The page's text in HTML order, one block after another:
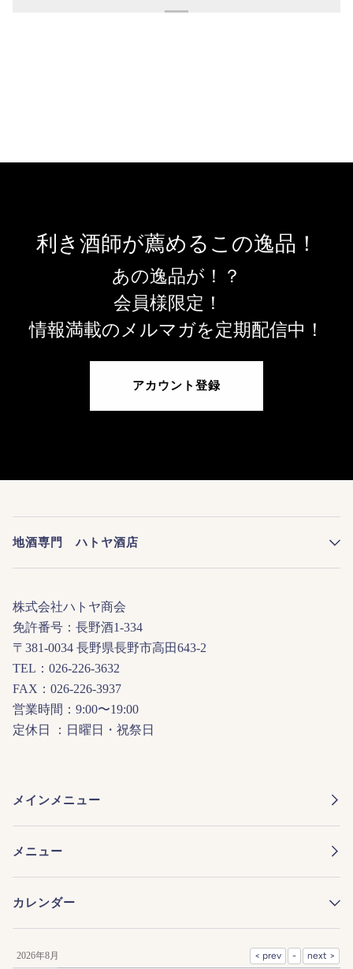
利き酒師が薦めるこの逸品！
あの逸品が！？
会員様限定！
情報満載のメルマガを定期配信中！
アカウント登録
地酒専門 ハトヤ酒店
株式会社ハトヤ商会
免許番号：長野酒1-334
〒381-0034 長野県長野市高田643-2
TEL：026-226-3632
FAX：026-226-3937
営業時間：9:00〜19:00
定休日 ：日曜日・祝祭日
メインメニュー
メニュー
カレンダー
2026年8月